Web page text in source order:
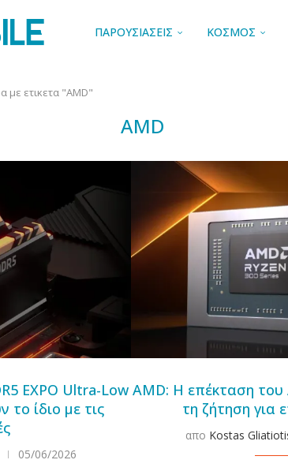
ΠΑΡΟΥΣΙΑΣΕΙΣ ΚΟΣΜΟΣ
με ετικετα "AMD"
AMD
EXPO Ultra-Low
το ίδιο με τις
05/06/2026
AMD: Η επέκταση του
τη ζήτηση για
απο Kostas